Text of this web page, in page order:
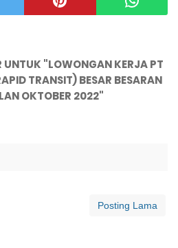
UNTUK "LOWONGAN KERJA PT
TRANSIT) BESAR BESARAN
OKTOBER 2022"
Posting Lama